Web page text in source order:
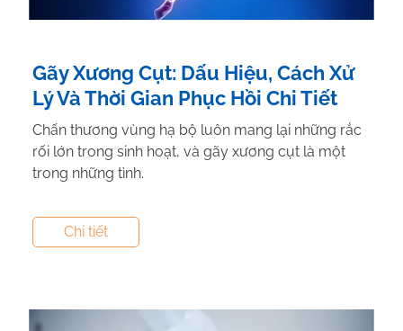
Gãy Xương Cụt: Dấu Hiệu, Cách Xử
Lý Và Thời Gian Phục Hồi Chi Tiết
Chấn thương vùng hạ bộ luôn mang lại những rắc
rối lớn trong sinh hoạt, và gãy xương cụt là một
trong những tình.
Sĩ Vũ Thị Hậu
Chi tiết